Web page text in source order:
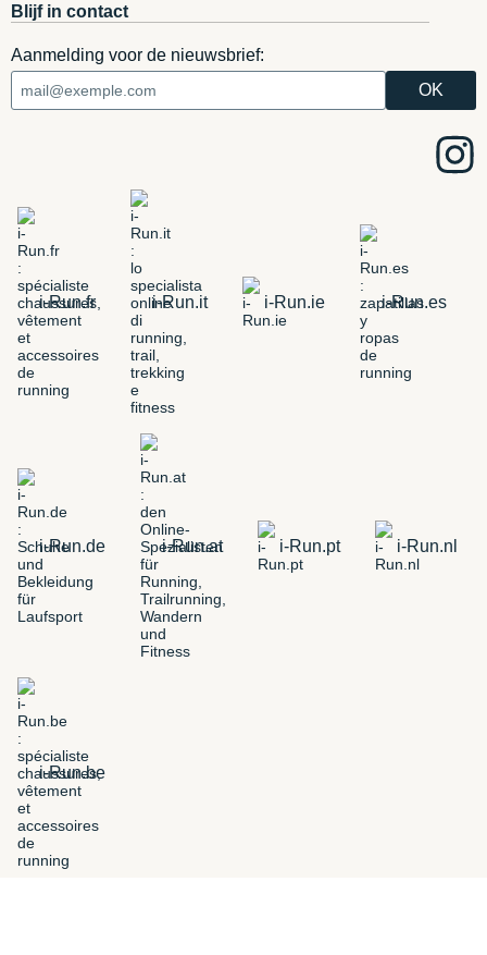
Blijf in contact
Aanmelding voor de nieuwsbrief:
i-Run.fr i-Run.it i-Run.ie i-Run.es
i-Run.de i-Run.at i-Run.pt i-Run.nl
i-Run.be